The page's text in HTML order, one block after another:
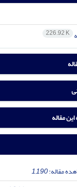
226.92 K
مقاله
مقاله:1,190